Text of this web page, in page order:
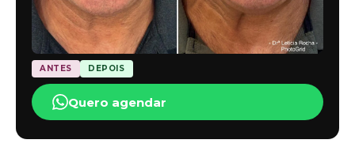
ANTES DEPOIS
Quero agendar